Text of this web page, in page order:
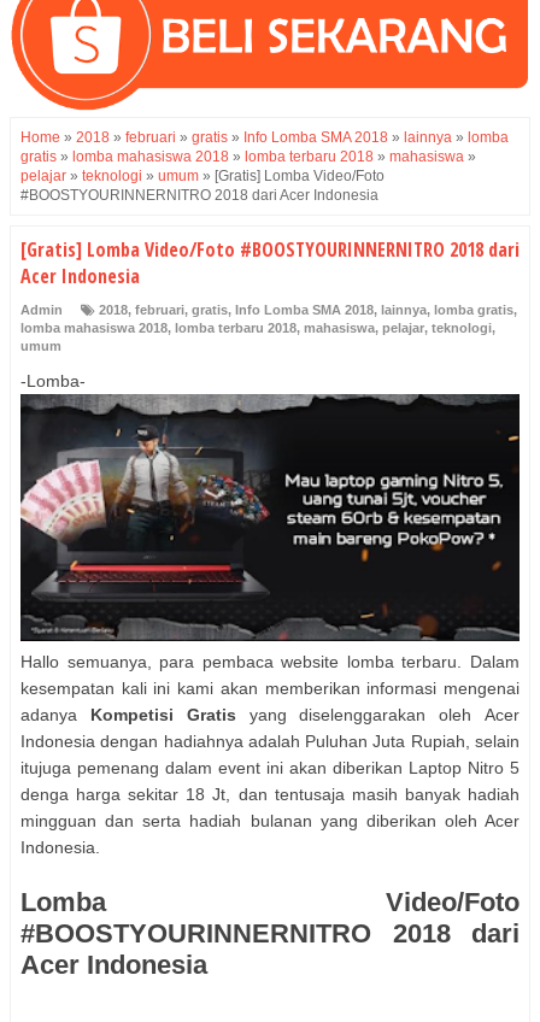
Home » 2018 » februari » gratis » Info Lomba SMA 2018 » lainnya » lomba
gratis » lomba mahasiswa 2018 » lomba terbaru 2018 » mahasiswa »
pelajar » teknologi » umum » [Gratis] Lomba Video/Foto
#BOOSTYOURINNERNITRO 2018 dari Acer Indonesia
[Gratis] Lomba Video/Foto #BOOSTYOURINNERNITRO 2018 dari
Acer Indonesia
Admin 2018, februari, gratis, Info Lomba SMA 2018, lainnya, lomba gratis,
lomba mahasiswa 2018, lomba terbaru 2018, mahasiswa, pelajar, teknologi,
umum
-Lomba-
Hallo semuanya, para pembaca website lomba terbaru. Dalam
kesempatan kali ini kami akan memberikan informasi mengenai
adanya Kompetisi Gratis yang diselenggarakan oleh Acer
Indonesia dengan hadiahnya adalah Puluhan Juta Rupiah, selain
itujuga pemenang dalam event ini akan diberikan Laptop Nitro 5
denga harga sekitar 18 Jt, dan tentusaja masih banyak hadiah
mingguan dan serta hadiah bulanan yang diberikan oleh Acer
Indonesia.
Lomba Video/Foto
#BOOSTYOURINNERNITRO 2018 dari
Acer Indonesia